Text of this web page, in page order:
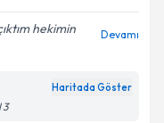
hekimin
Devamı
Haritada Göster
3